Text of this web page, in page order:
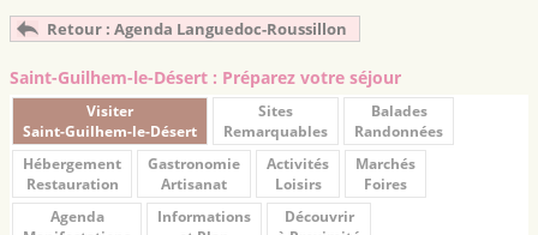
Retour : Agenda Languedoc-Roussillon
Saint-Guilhem-le-Désert : Préparez votre séjour
Visiter
Saint-Guilhem-le-Désert
Sites
Remarquables
Balades
Randonnées
Hébergement
Restauration
Gastronomie
Artisanat
Activités
Loisirs
Marchés
Foires
Agenda
Informations
Découvrir